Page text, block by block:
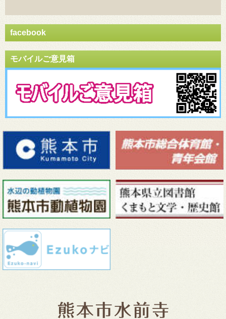
facebook
モバイルご意見箱